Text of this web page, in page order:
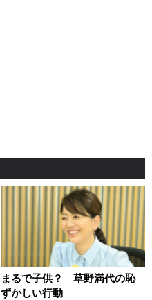
まるで子供？ 草野満代の恥
ずかしい行動